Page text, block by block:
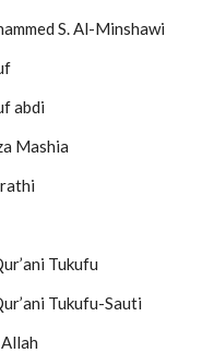
S. Al-Minshawi
abdi
Mashia
Tukufu
Tukufu-Sauti